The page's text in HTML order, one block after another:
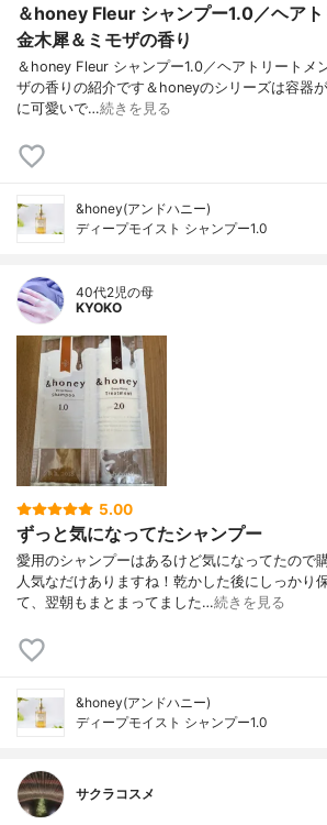
＆honey Fleur シャンプー1.0／ヘアト
金木犀＆ミモザの香り
＆honey Fleur シャンプー1.0／ヘアトリートメ
ザの香りの紹介です＆honeyのシリーズは容器
に可愛いで…続きを見る
&honey(アンドハニー)
ディープモイスト シャンプー1.0
40代2児の母
KYOKO
5.00
ずっと気になってたシャンプー
愛用のシャンプーはあるけど気になってたので
人気なだけありますね！乾かした後にしっかり
て、翌朝もまとまってました…続きを見る
&honey(アンドハニー)
ディープモイスト シャンプー1.0
サクラコスメ